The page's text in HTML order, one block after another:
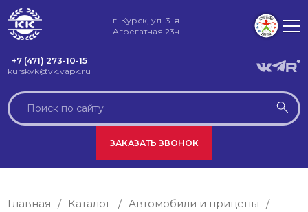
г. Курск, ул. 3-я
Агрегатная 23ч
+7 (471) 273-10-15
kurskvk@vk.vapk.ru
ЗАКАЗАТЬ ЗВОНОК
Главная / Каталог / Автомобили и прицепы /